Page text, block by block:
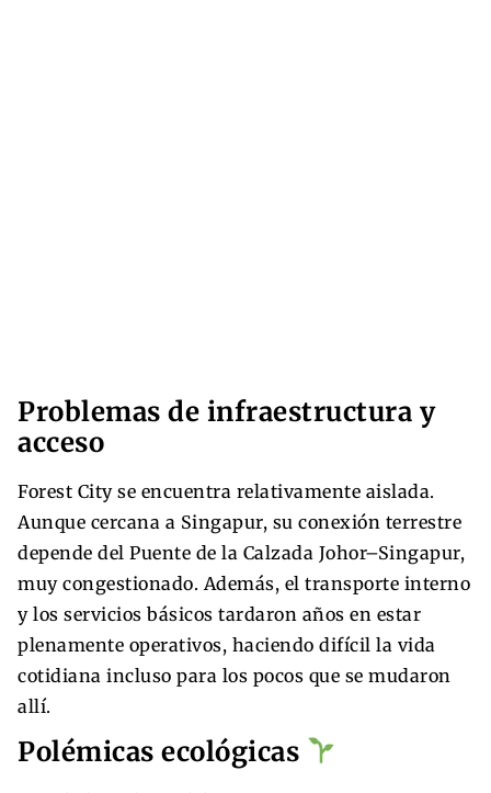
Problemas de infraestructura y
acceso
Forest City se encuentra relativamente aislada.
Aunque cercana a Singapur, su conexión terrestre
depende del Puente de la Calzada Johor–Singapur,
muy congestionado. Además, el transporte interno
y los servicios básicos tardaron años en estar
plenamente operativos, haciendo difícil la vida
cotidiana incluso para los pocos que se mudaron
allí.
Polémicas ecológicas